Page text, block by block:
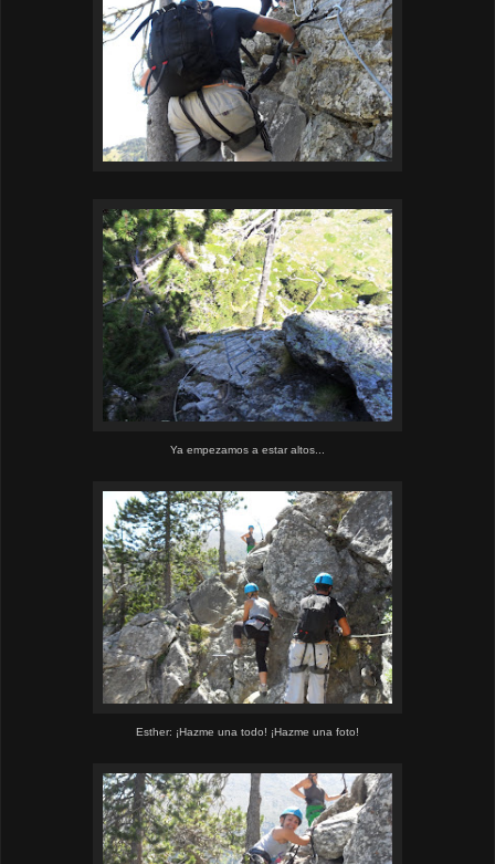
Ya empezamos a estar altos...
Esther: ¡Hazme una todo! ¡Hazme una foto!